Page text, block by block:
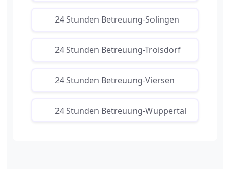
24 Stunden Betreuung-Solingen
24 Stunden Betreuung-Troisdorf
24 Stunden Betreuung-Viersen
24 Stunden Betreuung-Wuppertal